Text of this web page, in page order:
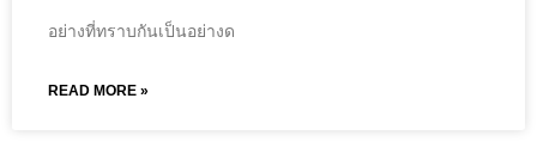
อย่างที่ทราบกันเป็นอย่างด
READ MORE »